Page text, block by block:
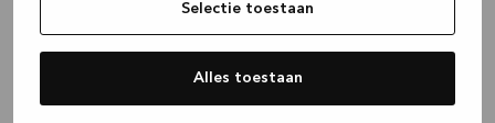
Selectie toestaan
Alles toestaan